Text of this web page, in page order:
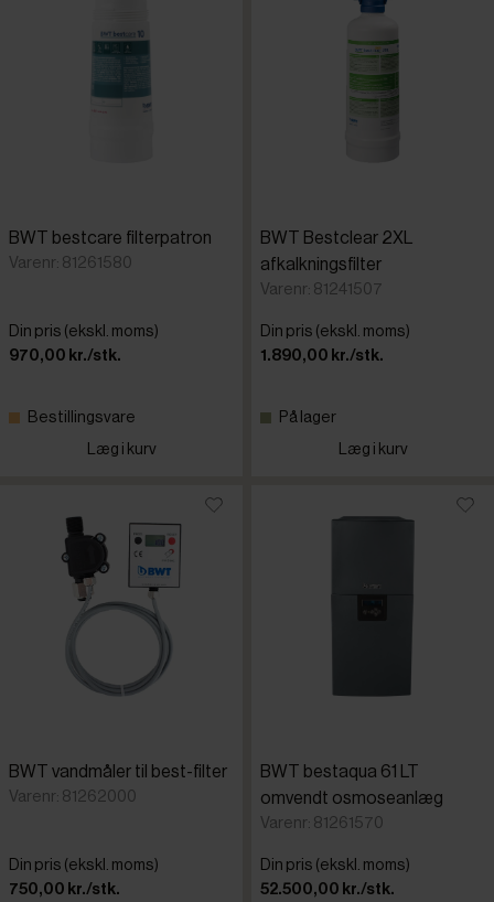
BWT bestcare filterpatron
Varenr: 81261580
Din pris (ekskl. moms)
970,00 kr./stk.
Bestillingsvare
Læg i kurv
BWT Bestclear 2XL
afkalkningsfilter
Varenr: 81241507
Din pris (ekskl. moms)
1.890,00 kr./stk.
På lager
Læg i kurv
BWT vandmåler til best-filter
Varenr: 81262000
Din pris (ekskl. moms)
750,00 kr./stk.
BWT bestaqua 61 LT
omvendt osmoseanlæg
Varenr: 81261570
Din pris (ekskl. moms)
52.500,00 kr./stk.